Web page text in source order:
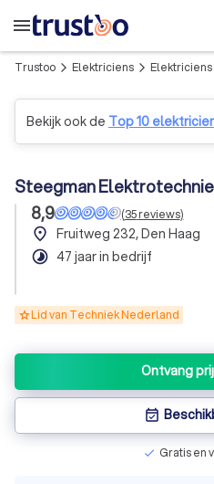
menu
Trustoo arrow_forward_ios Elektriciens arrow_forward_ios Elektriciens
Bekijk ook de Top 10
Steegman
8,9
(35reviews)
place Fruitweg 232, Den Haag
timelapse 47 jaar in bedrijf
Lid van Techniek Nederland
Ontvang
event_available
check Gratis en